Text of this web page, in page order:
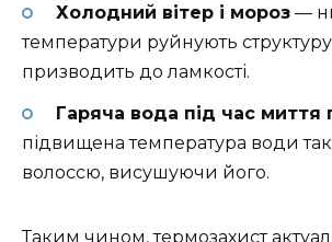
Холодний вітер і мороз—
температури руйнують
призводить до ламкості.
Гаряча вода під час миття
підвищена температура води
волоссю, висушуючи його.
Таким чином, термозахист